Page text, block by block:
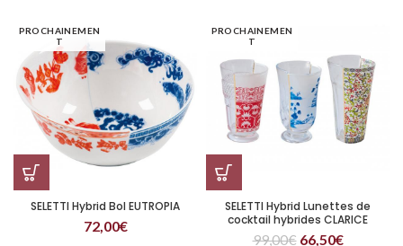
PROCHAINEMEN
T
SELETTI Hybrid Bol EUTROPIA
72,00€
PROCHAINEMEN
T
SELETTI Hybrid Lunettes de
cocktail hybrides CLARICE
99,00€ 66,50€